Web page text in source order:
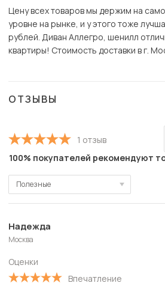
Цену всех товаров мы держим на
уровне на рынке, и у этого тоже
рублей. Диван Аллегро, шенилл
квартиры! Стоимость доставки в г.
ОТЗЫВЫ
1 отзыв
100% покупателей рекомендуют
Полезные
Полезные
Новые
Старые
С высокой оценкой
С низкой оценкой
Надежда
Москва
Оценки
Впечатление